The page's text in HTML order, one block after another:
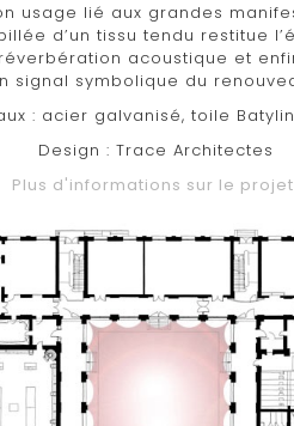
usage lié aux grandes
d’un tissu tendu restitue
acoustique et
signal symbolique du
: acier galvanisé, toile
Design : Trace Architectes
Plus d'informations sur le